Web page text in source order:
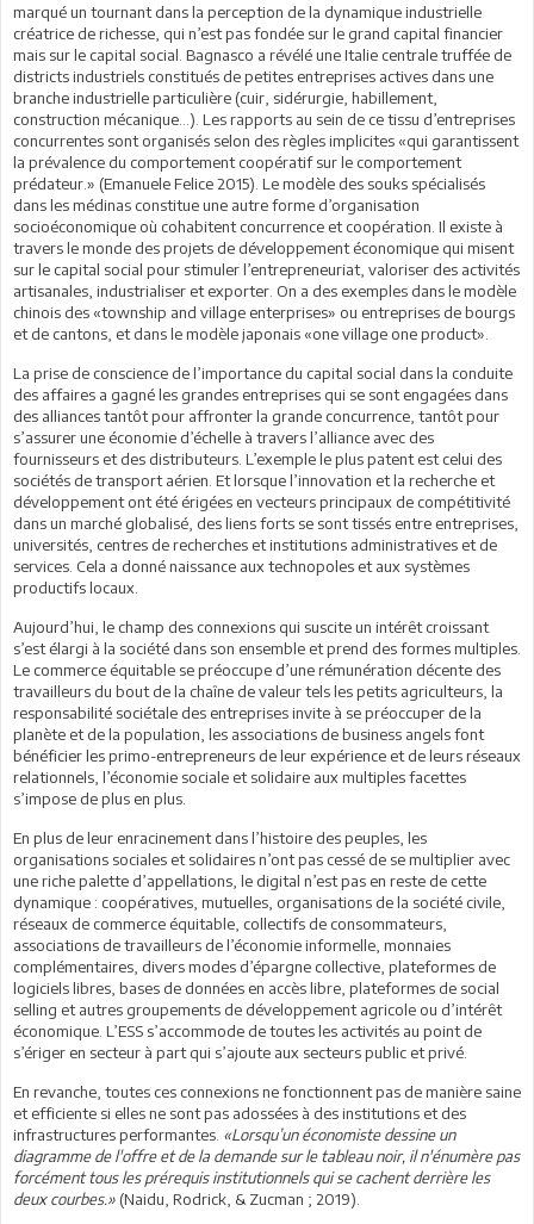
marqué un tournant dans la perception de la dynamique industrielle
créatrice de richesse, qui n’est pas fondée sur le grand capital financier
mais sur le capital social. Bagnasco a révélé une Italie centrale truffée de
districts industriels constitués de petites entreprises actives dans une
branche industrielle particulière (cuir, sidérurgie, habillement,
construction mécanique…). Les rapports au sein de ce tissu d’entreprises
concurrentes sont organisés selon des règles implicites «qui garantissent
la prévalence du comportement coopératif sur le comportement
prédateur.» (Emanuele Felice 2015). Le modèle des souks spécialisés
dans les médinas constitue une autre forme d’organisation
socioéconomique où cohabitent concurrence et coopération. Il existe à
travers le monde des projets de développement économique qui misent
sur le capital social pour stimuler l’entrepreneuriat, valoriser des activités
artisanales, industrialiser et exporter. On a des exemples dans le modèle
chinois des «township and village enterprises» ou entreprises de bourgs
et de cantons, et dans le modèle japonais «one village one product».
La prise de conscience de l’importance du capital social dans la conduite
des affaires a gagné les grandes entreprises qui se sont engagées dans
des alliances tantôt pour affronter la grande concurrence, tantôt pour
s’assurer une économie d’échelle à travers l’alliance avec des
fournisseurs et des distributeurs. L’exemple le plus patent est celui des
sociétés de transport aérien. Et lorsque l’innovation et la recherche et
développement ont été érigées en vecteurs principaux de compétitivité
dans un marché globalisé, des liens forts se sont tissés entre entreprises,
universités, centres de recherches et institutions administratives et de
services. Cela a donné naissance aux technopoles et aux systèmes
productifs locaux.
Aujourd’hui, le champ des connexions qui suscite un intérêt croissant
s’est élargi à la société dans son ensemble et prend des formes multiples.
Le commerce équitable se préoccupe d’une rémunération décente des
travailleurs du bout de la chaîne de valeur tels les petits agriculteurs, la
responsabilité sociétale des entreprises invite à se préoccuper de la
planète et de la population, les associations de business angels font
bénéficier les primo-entrepreneurs de leur expérience et de leurs réseaux
relationnels, l’économie sociale et solidaire aux multiples facettes
s’impose de plus en plus.
En plus de leur enracinement dans l’histoire des peuples, les
organisations sociales et solidaires n’ont pas cessé de se multiplier avec
une riche palette d’appellations, le digital n’est pas en reste de cette
dynamique : coopératives, mutuelles, organisations de la société civile,
réseaux de commerce équitable, collectifs de consommateurs,
associations de travailleurs de l’économie informelle, monnaies
complémentaires, divers modes d’épargne collective, plateformes de
logiciels libres, bases de données en accès libre, plateformes de social
selling et autres groupements de développement agricole ou d’intérêt
économique. L’ESS s’accommode de toutes les activités au point de
s’ériger en secteur à part qui s’ajoute aux secteurs public et privé.
En revanche, toutes ces connexions ne fonctionnent pas de manière saine
et efficiente si elles ne sont pas adossées à des institutions et des
infrastructures performantes. «Lorsqu’un économiste dessine un
diagramme de l'offre et de la demande sur le tableau noir, il n'énumère pas
forcément tous les prérequis institutionnels qui se cachent derrière les
deux courbes.» (Naidu, Rodrick, & Zucman ; 2019).